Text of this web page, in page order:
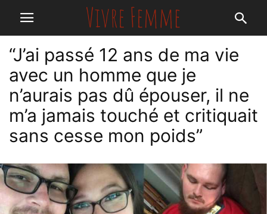
“J’ai passé 12 ans de ma vie
avec un homme que je
n’aurais pas dû épouser, il ne
m’a jamais touché et critiquait
sans cesse mon poids”